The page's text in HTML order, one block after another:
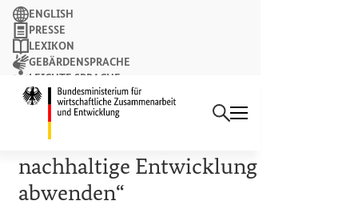
Suchbegriff
Suchen
ENGLISH
PRESSE
LEXIKON
GEBÄRDENSPRACHE
LEICHTE SPRACHE
NEWSLETTER
WELTBANK-FRÜHJAHRSTAGUNG
„Verlorene Dekade für
nachhaltige Entwicklung
abwenden“